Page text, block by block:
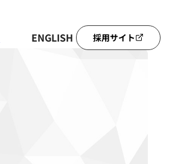
ENGLISH 採用サイト